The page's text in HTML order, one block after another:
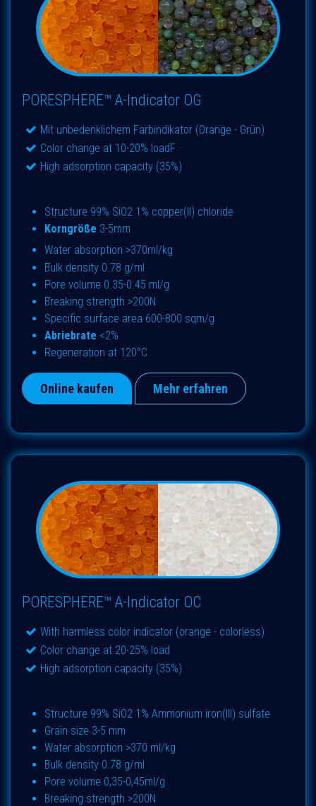
PORESPHERE™ A-Indicator OG
Mit unbedenklichem Farbindikator (Orange - Grün)
Color change at 10-20% loadF
High adsorption capacity (35%)
Structure 99% SiO2 1% copper(II) chloride
Ko​rngröße 3-5mm
Water absorption >370ml/kg
Bulk density 0.78 g/ml
Pore volume 0.35-0.45 ml/g
Breaking strength >200N
Specific surface area 600-800 sqm/g
Abriebrate <2%
Regeneration at 120°C
Online kaufen Mehr erfahren
PORESPHERE™ A-Indicator OC
With harmless color indicator (orange - colorless)
Color change at 20-25% load
High adsorption capacity (35%)
Structure 99% SiO2 1% Ammonium iron(III) sulfate
Grain size 3-5 mm
Water absorption >370 ml/kg
Bulk density 0.78 g/ml
Pore volume 0,35-0,45ml/g
Breaking strength >200N